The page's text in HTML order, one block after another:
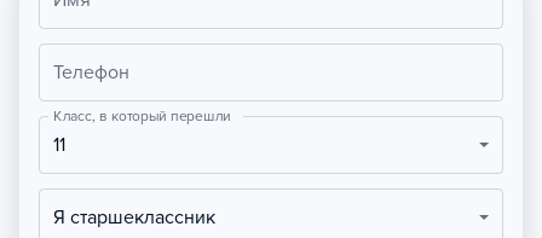
Телефон
Класс, в который перешли
11
Я старшеклассник